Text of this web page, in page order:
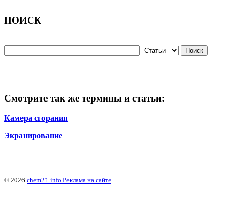
ПОИСК
Смотрите так же термины и статьи:
Камера сгорания
Экранирование
© 2026 chem21.info Реклама на сайте